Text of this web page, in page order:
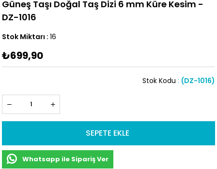
Güneş Taşı Doğal Taş Dizi 6 mm Küre Kesim -
DZ-1016
Stok Miktarı : 16
₺699,90
(DZ-1016)
Stok Kodu
Whatsapp ile Sipariş Ver